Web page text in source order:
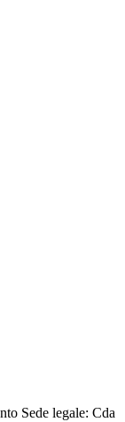
Sede legale: Cda